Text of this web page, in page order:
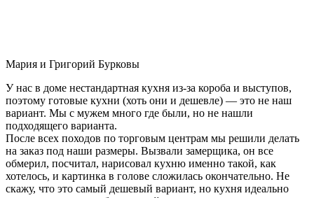
Мария и Григорий Бурковы
У нас в доме нестандартная кухня из-за короба и выступов,
поэтому готовые кухни (хоть они и дешевле) — это не наш
вариант. Мы с мужем много где были, но не нашли
подходящего варианта.
После всех походов по торговым центрам мы решили делать
на заказ под наши размеры. Вызвали замерщика, он все
обмерил, посчитал, нарисовал кухню именно такой, как
хотелось, и картинка в голове сложилась окончательно. Не
скажу, что это самый дешевый вариант, но кухня идеально